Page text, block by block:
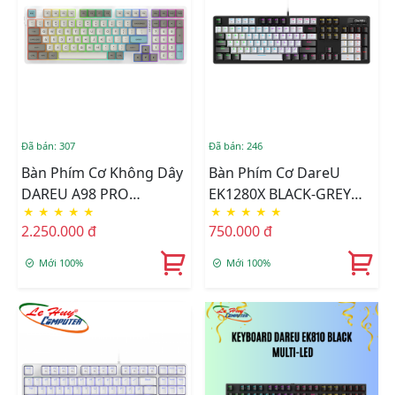
Đã bán: 307
Bàn Phím Cơ Không Dây
DAREU A98 PRO
TIMELESS (Linear/Tactile
Switch)
★ ★ ★ ★ ★
2.250.000 đ
Mới 100%
Đã bán: 246
Bàn Phím Cơ DareU
EK1280X BLACK-GREY
MULTI LED (Blue Switch)
★ ★ ★ ★ ★
750.000 đ
Mới 100%